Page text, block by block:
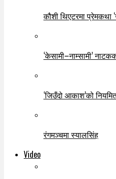
कौशी थिएटरमा प्रेमकथा
‘केसामी–नाम्सामी’
‘जिउँदो आकाश’को
रंगमञ्चमा स्यालसिंह
Video